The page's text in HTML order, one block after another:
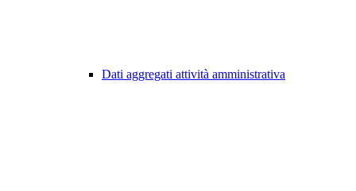
Dati aggregati attività amministrativa